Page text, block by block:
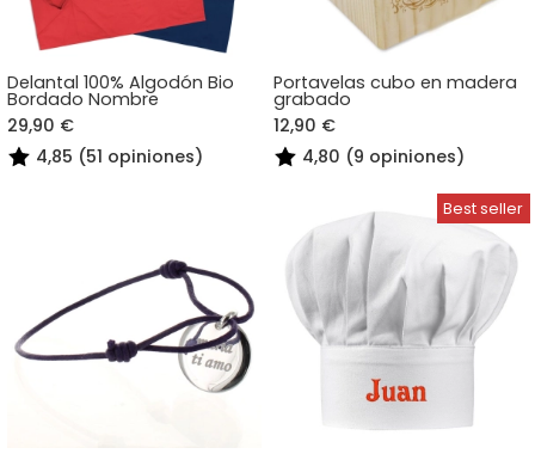
Delantal 100% Algodón Bio
Bordado Nombre
29,90 €
4,85 (51 opiniones)
Portavelas cubo en madera
grabado
12,90 €
4,80 (9 opiniones)